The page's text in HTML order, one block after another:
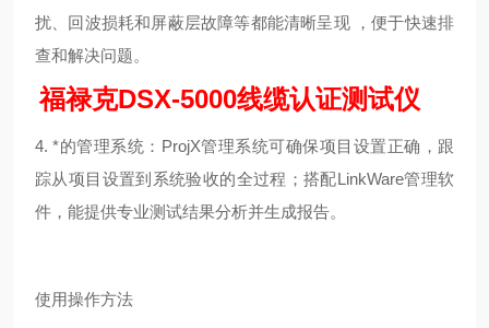
扰、回波损耗和屏蔽层故障等都能清晰呈现 ，便于快速排
查和解决问题。
福禄克DSX-5000线缆认证测试仪
4. *的管理系统：ProjX管理系统可确保项目设置正确，跟
踪从项目设置到系统验收的全过程；搭配LinkWare管理软
件，能提供专业测试结果分析并生成报告。
使用操作方法